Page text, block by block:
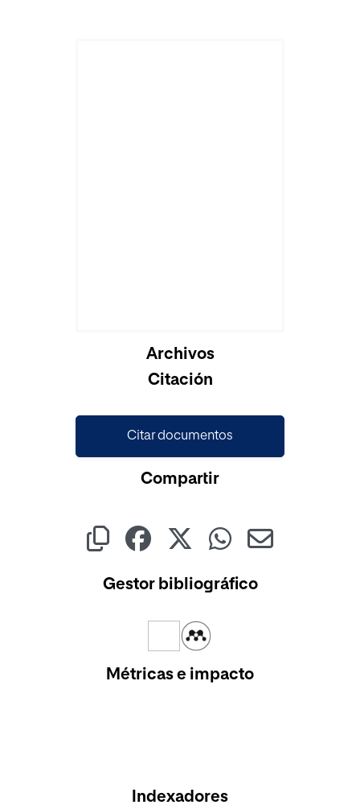
Archivos
Citación
Citar documentos
Compartir
Gestor bibliográfico
Métricas e impacto
Indexadores